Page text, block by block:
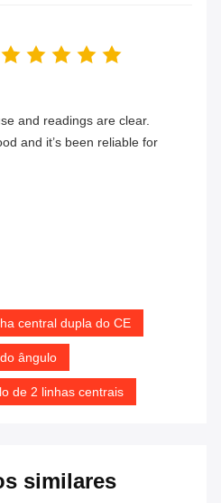
and readings are clear.
and it’s been reliable for
central dupla do CE
ângulo
de 2 linhas centrais
similares